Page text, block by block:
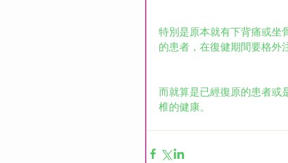
特別是原本就有下背痛或坐
的患者，在復健期間要格外
而就算是已經復原的患者或
椎的健康。